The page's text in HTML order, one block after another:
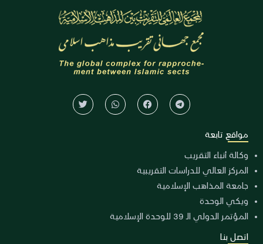
مواقع تابعة
وكالة أنباء التقريب
المركز العالي للدراسات التقريبية
جامعة المذاهب الإسلامية
ويكي الوحدة
المؤتمر الدولي الـ 39 للوحدة الإسلامية
اتصل بنا